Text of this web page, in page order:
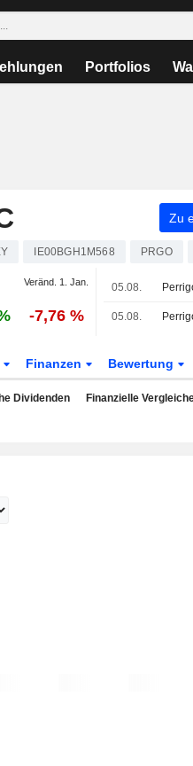
Portfolios
Zu
IE00BGH1M568 PRGO
Veränd. 1. Jan.
-7,76 %
05.08.
05.08.
Finanzen Bewertung
Dividenden Finanzielle